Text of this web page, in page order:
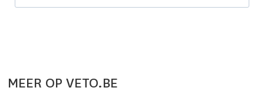
MEER OP VETO.BE